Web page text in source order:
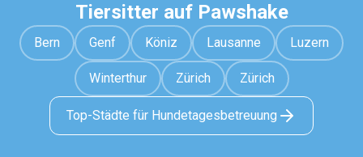
Tiersitter auf Pawshake
Bern Genf Köniz Lausanne Luzern
Winterthur Zürich Zürich
Top-Städte für Hundetagesbetreuung